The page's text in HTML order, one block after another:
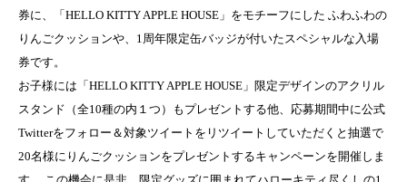
券に、「HELLO KITTY APPLE HOUSE」をモチーフにした ふわふわの
りんごクッションや、1周年限定缶バッジが付いたスペシャルな入場
券です。
お子様には「HELLO KITTY APPLE HOUSE」限定デザインのアクリル
スタンド（全10種の内１つ）もプレゼントする他、応募期間中に公式
Twitterをフォロー＆対象ツイートをリツイートしていただくと抽選で
20名様にりんごクッションをプレゼントするキャンペーンを開催しま